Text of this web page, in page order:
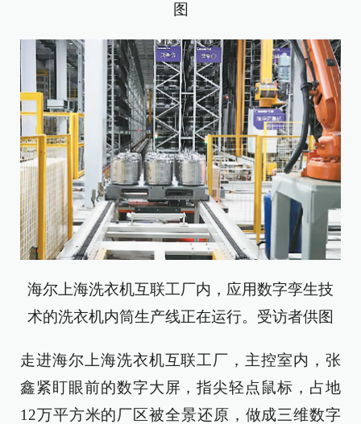
图
海尔上海洗衣机互联工厂内，应用数字孪生技
术的洗衣机内筒生产线正在运行。受访者供图
走进海尔上海洗衣机互联工厂，主控室内，张
鑫紧盯眼前的数字大屏，指尖轻点鼠标，占地
12万平方米的厂区被全景还原，做成三维数字